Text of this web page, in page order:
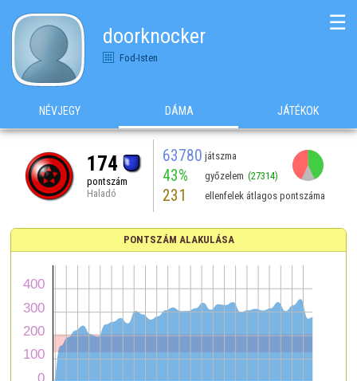
doorknocker
Fod-Isten
☰
NÉVJEGY DÁMA JÁTÉKOK
174
pontszám
Haladó
63780 játszma
43% győzelem (27314)
231 ellenfelek átlagos pontszáma
PONTSZÁM ALAKULÁSA